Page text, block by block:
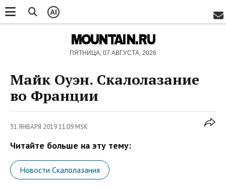
AI
MOUNTAIN.RU
ПЯТНИЦА, 07 АВГУСТА, 2026
Майк Оуэн. Скалолазание
во Франции
31 ЯНВАРЯ 2019 11:09 MSK
Читайте больше на эту тему:
Новости Скалолазания